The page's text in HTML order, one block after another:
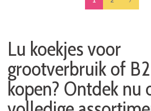
Lu koekjes voor
grootverbruik of
kopen? Ontdek nu